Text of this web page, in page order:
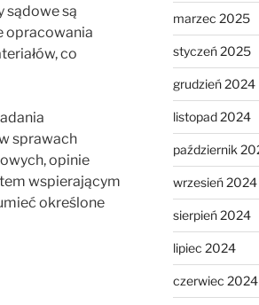
sądowe są
opracowania
co
sprawach
opinie
wspierającym
określone
marzec 2025
styczeń 2025
grudzień 2024
listopad 2024
październik
wrzesień 2024
sierpień 2024
lipiec 2024
czerwiec 2024